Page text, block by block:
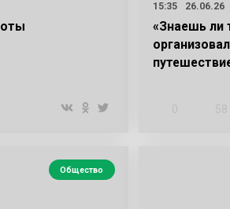
15:35 26.06.26
«Знаешь ли
Общество